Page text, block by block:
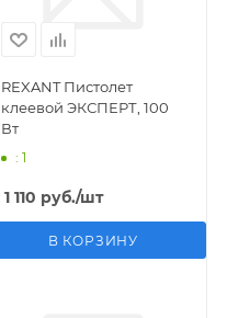
REXANT Пистолет
клеевой ЭКСПЕРТ, 100
Вт
: 1
1 110 руб./шт
В КОРЗИНУ